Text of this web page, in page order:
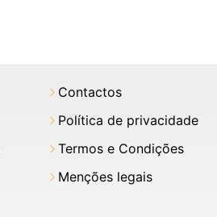
Contactos
Política de privacidade
Termos e Condições
Menções legais